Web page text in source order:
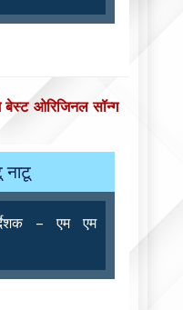
ओरिजिनल सॉन्ग
नाटू
– एम एम